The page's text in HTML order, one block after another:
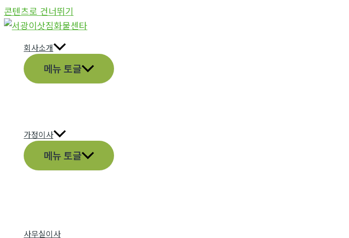
콘텐츠로 건너뛰기
회사소개
메뉴 토글
가정이사
메뉴 토글
사무실이사